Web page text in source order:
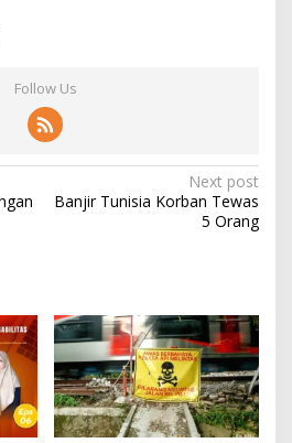
Follow Us
Next post
Banjir Tunisia Korban Tewas
5 Orang